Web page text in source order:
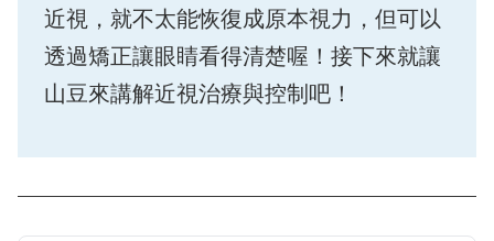
近視，就不太能恢復成原本視力，但可以
透過矯正讓眼睛看得清楚喔！接下來就讓
山豆來講解近視治療與控制吧！